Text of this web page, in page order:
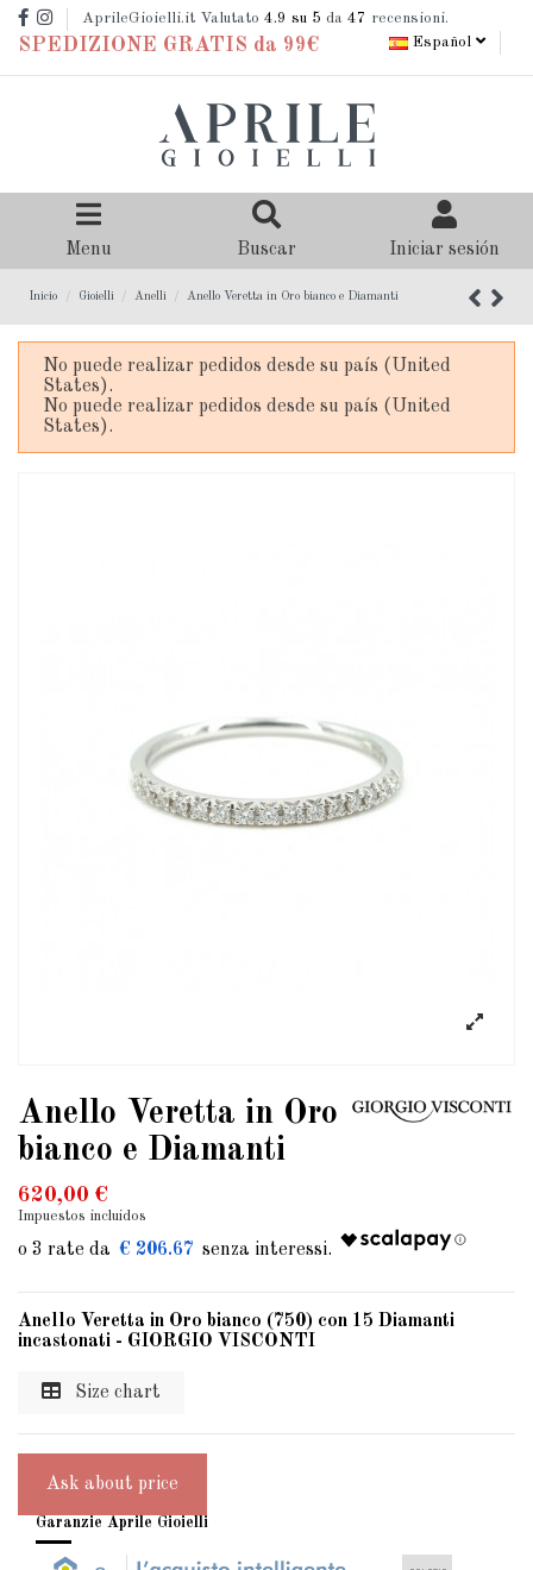
AprileGioielli.it Valutato 4.9 su 5 da 47 recensioni.
SPEDIZIONE GRATIS da 99€ Español
Menu Buscar Iniciar sesión
Inicio Gioielli Anelli Anello Veretta in Oro bianco e Diamanti
No puede realizar pedidos desde su país (United
States).
No puede realizar pedidos desde su país (United
States).
Anello Veretta in Oro
bianco e Diamanti
620,00 €
Impuestos incluidos
€ 206.67
Anello Veretta in Oro bianco (750) con 15 Diamanti
incastonati - GIORGIO VISCONTI
Size chart
Ask about price
Garanzie Aprile Gioielli